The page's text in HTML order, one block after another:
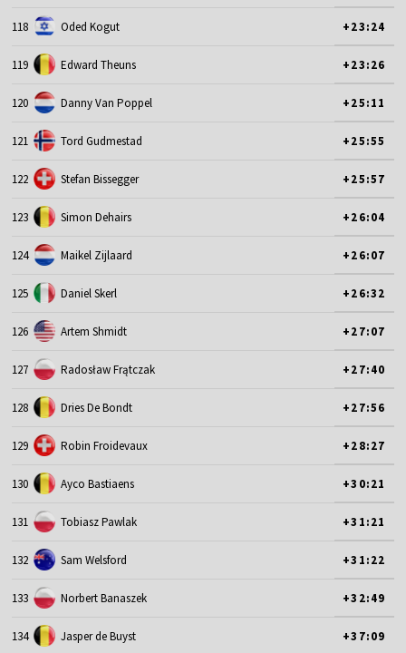
118 Oded Kogut +23:24
119 Edward Theuns +23:26
120 Danny Van Poppel +25:11
121 Tord Gudmestad +25:55
122 Stefan Bissegger +25:57
123 Simon Dehairs +26:04
124 Maikel Zijlaard +26:07
125 Daniel Skerl +26:32
126 Artem Shmidt +27:07
127 Radosław Frątczak +27:40
128 Dries De Bondt +27:56
129 Robin Froidevaux +28:27
130 Ayco Bastiaens +30:21
131 Tobiasz Pawlak +31:21
132 Sam Welsford +31:22
133 Norbert Banaszek +32:49
134 Jasper de Buyst +37:09